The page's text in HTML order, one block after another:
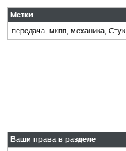
Метки
передача мкпп механика Стук
Ваши права в разделе